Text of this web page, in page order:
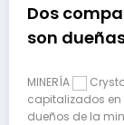
Dos
son
MINERÍA
capitalizados en
dueños de la